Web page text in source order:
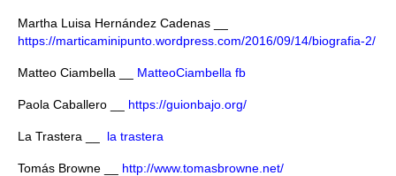
Martha Luisa Hernández Cadenas __
https://marticaminipunto.wordpress.com/2016/09/14/biografia-2/
Matteo Ciambella __ MatteoCiambella fb
Paola Caballero __ https://guionbajo.org/
La Trastera __ la trastera
Tomás Browne __ http://www.tomasbrowne.net/